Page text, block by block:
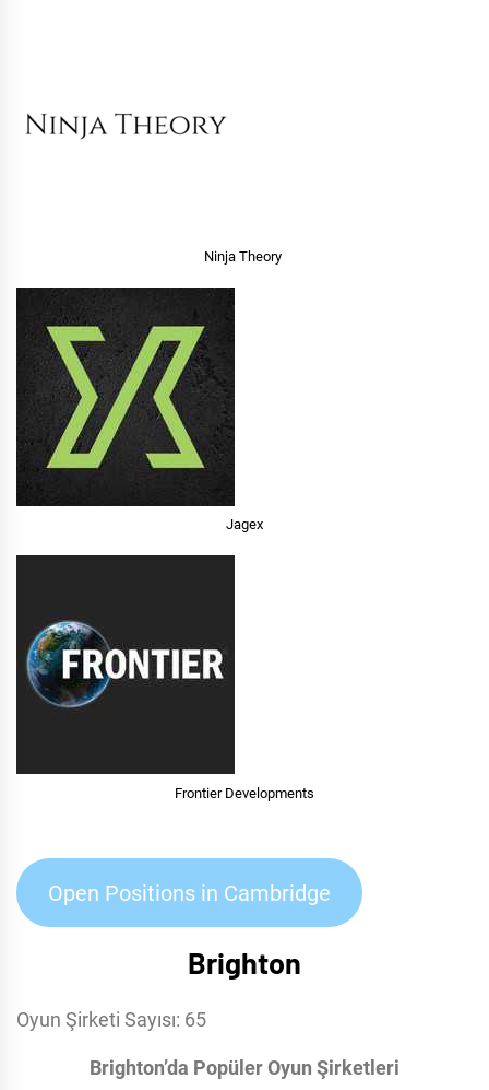
Ninja Theory
Jagex
Frontier Developments
Open Positions in Cambridge
Brighton
Oyun Şirketi Sayısı: 65
Brighton’da Popüler Oyun Şirketleri